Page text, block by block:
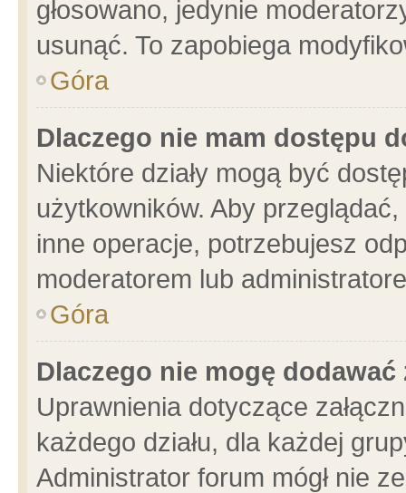
głosowano, jedynie
usunąć. To zapobiega
Góra
Dlaczego nie mam dostępu
Niektóre działy mogą być
użytkowników. Aby
inne operacje, potrzebujesz
moderatorem lub
Góra
Dlaczego nie mogę dodawać
Uprawnienia dotyczące
każdego działu, dla każdej
Administrator forum mógł nie